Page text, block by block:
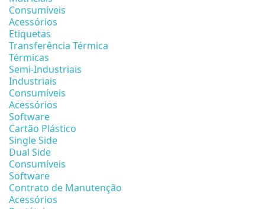
Consumíveis
Acessórios
Etiquetas
Transferência Térmica
Térmicas
Semi-Industriais
Industriais
Consumíveis
Acessórios
Software
Cartão Plástico
Single Side
Dual Side
Consumíveis
Software
Contrato de Manutenção
Acessórios